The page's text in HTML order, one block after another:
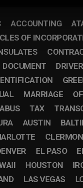
ACCOUNTING
OF
DOCUMENT
MARRIAGE
TAX
AUSTIN
EL PASO
HOUSTON
LAS VEGAS